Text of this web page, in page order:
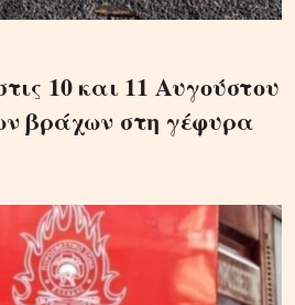
10 και 11 Αυγούστου
βράχων στη γέφυρα